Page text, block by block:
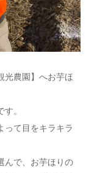
光農園】へお芋ほ
。
って目をキラキラ
んで、お芋ほりの